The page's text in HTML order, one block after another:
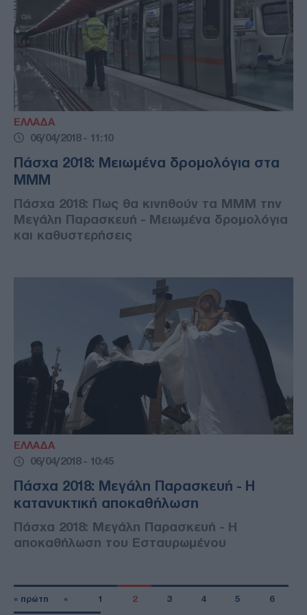
ΕΛΛΑΔΑ
06/04/2018 - 11:10
Πάσχα 2018: Μειωμένα δρομολόγια στα
ΜΜΜ
Πάσχα 2018: Πως θα κινηθούν τα ΜΜΜ την
Μεγάλη Παρασκευή - Μειωμένα δρομολόγια
και καθυστερήσεις
ΕΛΛΑΔΑ
06/04/2018 - 10:45
Πάσχα 2018: Μεγάλη Παρασκευή - Η
κατανυκτική αποκαθήλωση
Πάσχα 2018: Μεγάλη Παρασκευή - Η
αποκαθήλωση του Εσταυρωμένου
« πρώτη « 1 2 3 4 5 6